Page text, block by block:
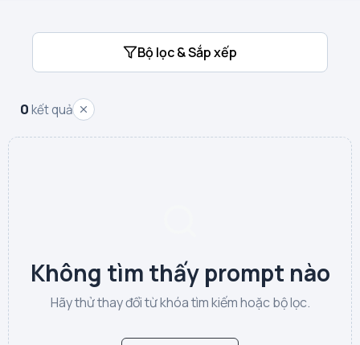
Bộ lọc & Sắp xếp
0kết quả
Không tìm thấy prompt nào
Hãy thử thay đổi từ khóa tìm kiếm hoặc bộ lọc.